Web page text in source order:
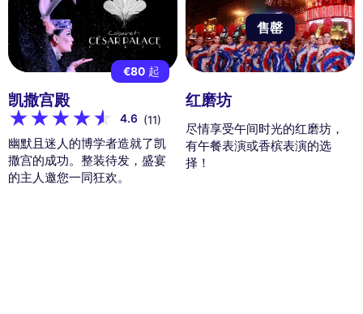
€80 起
凯撒宫殿
4.6 (11)
幽默且迷人的博学者造就了凯
撒宫的成功。整装待发，盛宴
的主人邀您一同狂欢。
售罄
红磨坊
尽情享受午间时光的红磨坊，
有午餐表演或香槟表演的选
择！